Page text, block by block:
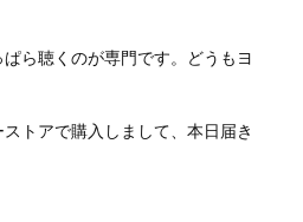
ら聴くのが専門です。どうもヨ
トアで購入しまして、本日届き